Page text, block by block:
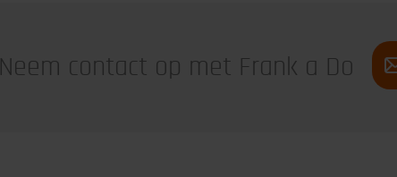
Neem contact op met Frank a Do